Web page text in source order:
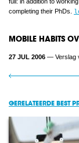
completing their PhDs.
MOBILE HABITS
27 JUL 2006 — Verslag
GERELATEERDE BEST